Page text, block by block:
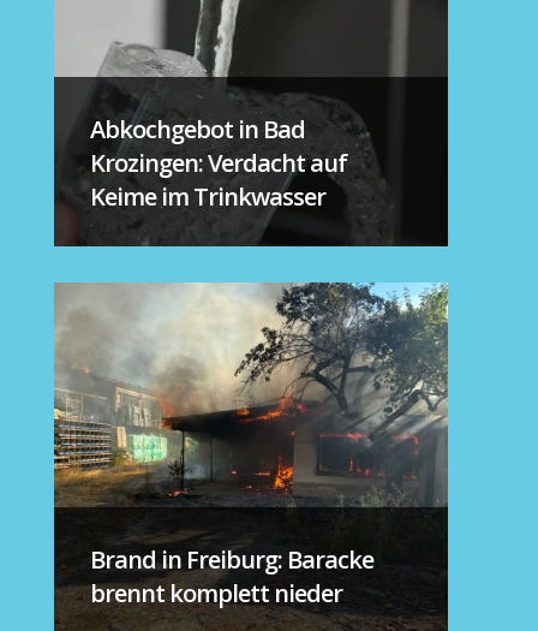
Abkochgebot in Bad
Krozingen: Verdacht auf
Keime im Trinkwasser
Brand in Freiburg: Baracke
brennt komplett nieder